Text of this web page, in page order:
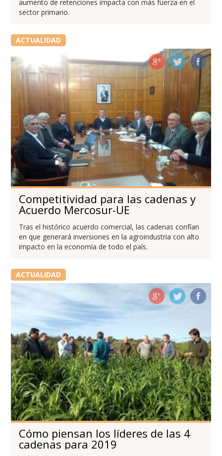
aumento de retenciones impacta con más fuerza en el
sector primario.
ACTUALIDAD
Competitividad para las cadenas y
Acuerdo Mercosur-UE
Tras el histórico acuerdo comercial, las cadenas confían
en que generará inversiones en la agroindustria con alto
impacto en la economía de todo el país.
ACTUALIDAD
Cómo piensan los líderes de las 4
cadenas para 2019